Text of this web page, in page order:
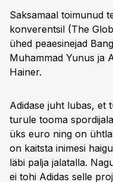
Saksamaal toimunud
konverentsil (The
ühed peaesinejad
Muhammad Yunus ja
Hainer.
Adidase juht lubas, et
turule tooma
üks euro ning on
on kaitsta inimesi
läbi palja jalatalla.
ei tohi Adidas selle